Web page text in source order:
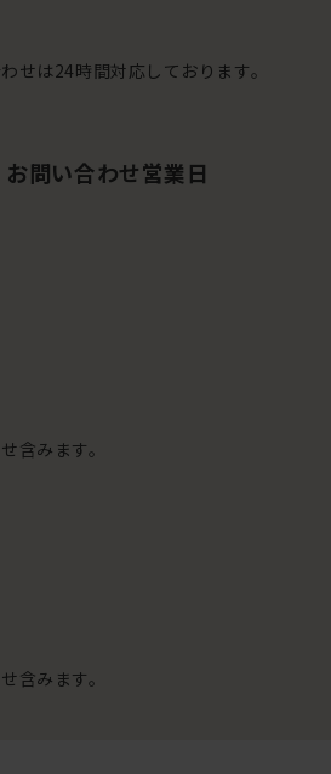
せは24時間対応しております。
問い合わせ営業日
含みます。
含みます。